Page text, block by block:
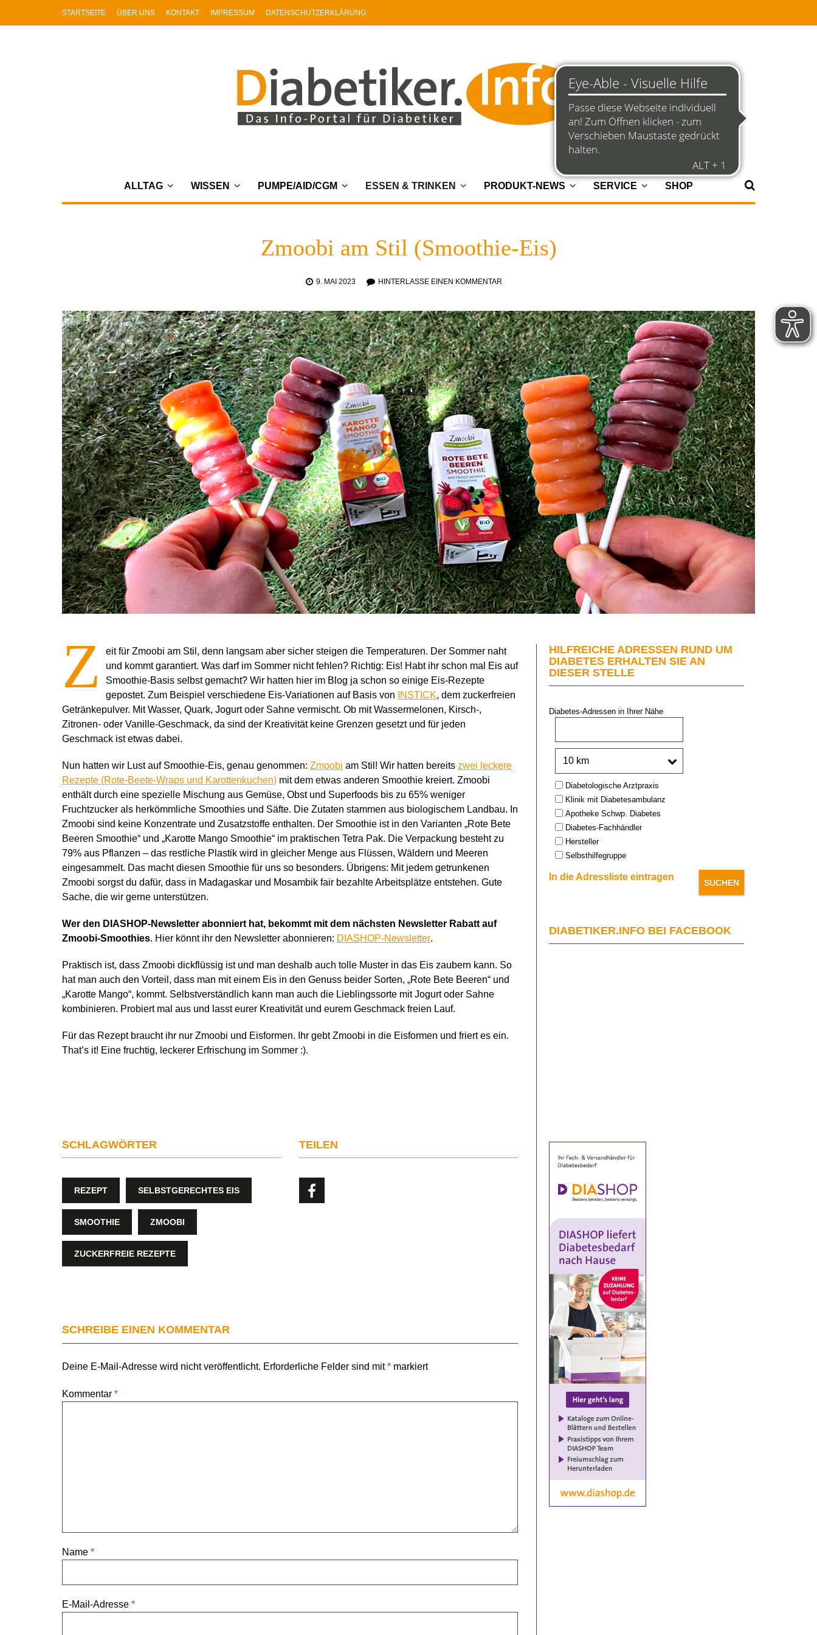
STARTSEITE ÜBER UNS KONTAKT IMPRESSUM DATENSCHUTZERKLÄRUNG
ALLTAG WISSEN PUMPE/AID/CGM ESSEN & TRINKEN PRODUKT-NEWS SERVICE SHOP
Zmoobi am Stil (Smoothie-Eis)
9. MAI 2023 HINTERLASSE EINEN KOMMENTAR
Z
eit für Zmoobi am Stil, denn langsam aber sicher steigen die Temperaturen. Der Sommer naht
und kommt garantiert. Was darf im Sommer nicht fehlen? Richtig: Eis! Habt ihr schon mal Eis auf
Smoothie-Basis selbst gemacht? Wir hatten hier im Blog ja schon so einige Eis-Rezepte
gepostet. Zum Beispiel verschiedene Eis-Variationen auf Basis von
INSTICK, dem zuckerfreien
Getränkepulver. Mit Wasser, Quark, Jogurt oder Sahne vermischt. Ob mit Wassermelonen, Kirsch-,
Zitronen- oder Vanille-Geschmack, da sind der Kreativität keine Grenzen gesetzt und für jeden
Geschmack ist etwas dabei.
Nun hatten wir Lust auf Smoothie-Eis, genau genommen: Zmoobi am Stil! Wir hatten bereits zwei leckere
Rezepte (Rote-Beete-Wraps und Karottenkuchen) mit dem etwas anderen Smoothie kreiert. Zmoobi
enthält durch eine spezielle Mischung aus Gemüse, Obst und Superfoods bis zu 65% weniger
Fruchtzucker als herkömmliche Smoothies und Säfte. Die Zutaten stammen aus biologischem Landbau. In
Zmoobi sind keine Konzentrate und Zusatzstoffe enthalten. Der Smoothie ist in den Varianten „Rote Bete
Beeren Smoothie“ und „Karotte Mango Smoothie“ im praktischen Tetra Pak. Die Verpackung besteht zu
79% aus Pflanzen – das restliche Plastik wird in gleicher Menge aus Flüssen, Wäldern und Meeren
eingesammelt. Das macht diesen Smoothie für uns so besonders. Übrigens: Mit jedem getrunkenen
Zmoobi sorgst du dafür, dass in Madagaskar und Mosambik fair bezahlte Arbeitsplätze entstehen. Gute
Sache, die wir gerne unterstützen.
Wer den DIASHOP-Newsletter abonniert hat, bekommt mit dem nächsten Newsletter Rabatt auf
Zmoobi-Smoothies. Hier könnt ihr den Newsletter abonnieren: DIASHOP-Newsletter.
Praktisch ist, dass Zmoobi dickflüssig ist und man deshalb auch tolle Muster in das Eis zaubern kann. So
hat man auch den Vorteil, dass man mit einem Eis in den Genuss beider Sorten, „Rote Bete Beeren“ und
„Karotte Mango“, kommt. Selbstverständlich kann man auch die Lieblingssorte mit Jogurt oder Sahne
kombinieren. Probiert mal aus und lasst eurer Kreativität und eurem Geschmack freien Lauf.
Für das Rezept braucht ihr nur Zmoobi und Eisformen. Ihr gebt Zmoobi in die Eisformen und friert es ein.
That’s it! Eine fruchtig, leckerer Erfrischung im Sommer :).
SCHLAGWÖRTER
REZEPT SELBSTGERECHTES EIS
SMOOTHIE ZMOOBI
ZUCKERFREIE REZEPTE
TEILEN
SCHREIBE EINEN KOMMENTAR
Deine E-Mail-Adresse wird nicht veröffentlicht. Erforderliche Felder sind mit* markiert
Kommentar *
Name *
E-Mail-Adresse *
HILFREICHE ADRESSEN RUND UM
DIABETES ERHALTEN SIE AN
DIESER STELLE
Diabetes-Adressen in Ihrer Nähe
Type:Diabetologische Arztpraxis
Klinik mit Diabetesambulanz
Apotheke Schwp. Diabetes
Diabetes-Fachhändler
Hersteller
Selbsthilfegruppe
In die Adressliste eintragen
DIABETIKER.INFO BEI FACEBOOK